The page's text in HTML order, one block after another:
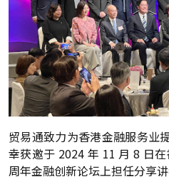
贸易通致力为香港金融服务业
幸获邀于 2024 年 11 月 8 日
周年金融创新论坛上担任分享讲